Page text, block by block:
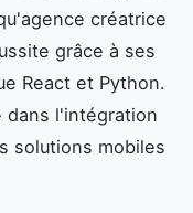
créatrice
grâce à ses
React et Python.
dans l'intégration
solutions mobiles